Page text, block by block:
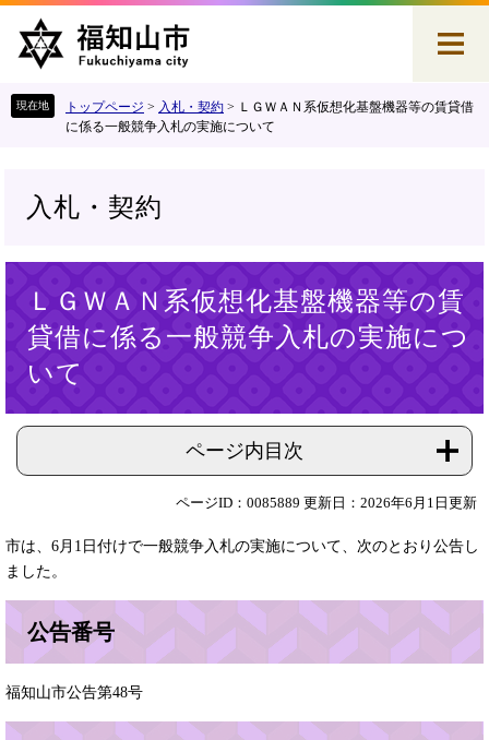
へ
トップページ > 入札・契約 > ＬＧＷＡＮ系仮想化基盤機器等の賃貸借
に係る一般競争入札の実施について
入札・契約
ＬＧＷＡＮ系仮想化基盤機器等の賃
貸借に係る一般競争入札の実施につ
いて
ページ内目次
ページID：0085889 更新日：2026年6月1日更新
市は、6月1日付けで一般競争入札の実施について、次のとおり公告し
ました。
公告番号
福知山市公告第48号